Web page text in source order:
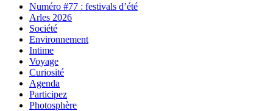
Numéro #77 : festivals d’été
Arles 2026
Société
Environnement
Intime
Voyage
Curiosité
Agenda
Participez
Photosphère